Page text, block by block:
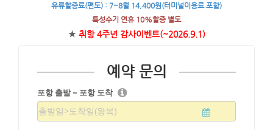
유류할증료(편도) : 7~8월 14,400원(터미널이용료 포함)
특성수기 연휴 10%할증 별도
★ 취항 4주년 감사이벤트(~2026.9.1)
예약 문의
포항 출발 ~ 포항 도착